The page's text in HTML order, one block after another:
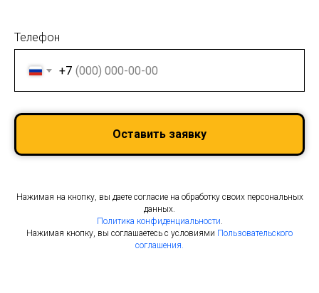
Телефон
+7
Оставить заявку
Нажимая на кнопку, вы даете согласие на обработку своих персональных
данных.
Политика конфиденциальности
Нажимая кнопку, вы соглашаетесь с условиями Пользовательского
соглашения.